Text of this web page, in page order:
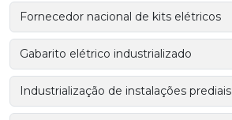
Fornecedor nacional de kits elétricos
Gabarito elétrico industrializado
Industrialização de instalações prediais